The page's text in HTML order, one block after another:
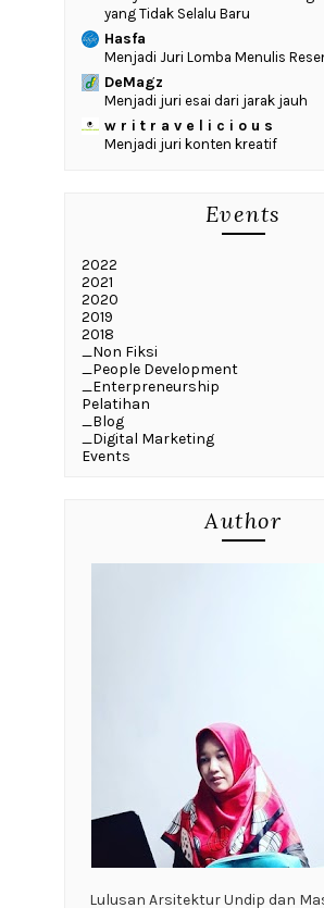
yang Tidak Selalu Baru
Hasfa
Menjadi Juri Lomba Menulis
DeMagz
Menjadi juri esai dari jarak jauh
w r i t r a v e l i c i o u s
Menjadi juri konten kreatif
Events
2022
2021
2020
2019
2018
_Non Fiksi
_People Development
_Enterpreneurship
Pelatihan
_Blog
_Digital Marketing
Events
Author
Lulusan Arsitektur Undip dan